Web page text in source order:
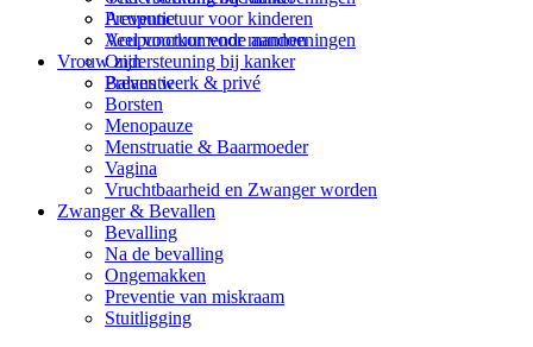
Acupunctuur voor kinderen
Acupunctuur voor mannen
Ondersteuning bij kanker
Preventie
Preventie
Veel voorkomende aandoeningen
Vrouw zijn
Balans werk & privé
Borsten
Menopauze
Menstruatie & Baarmoeder
Vagina
Vruchtbaarheid en Zwanger worden
Zwanger & Bevallen
Bevalling
Na de bevalling
Ongemakken
Preventie van miskraam
Stuitligging